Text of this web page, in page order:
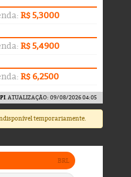
R$ 5,3000
R$ 5,4900
R$ 6,2500
. ATUALIZAÇÃO: 09/08/2026 04:05
temporariamente.